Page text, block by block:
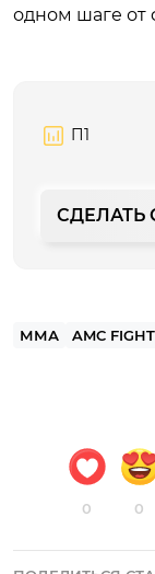
одном шаге от
П1
СДЕЛАТЬ
ММА AMC
0 0